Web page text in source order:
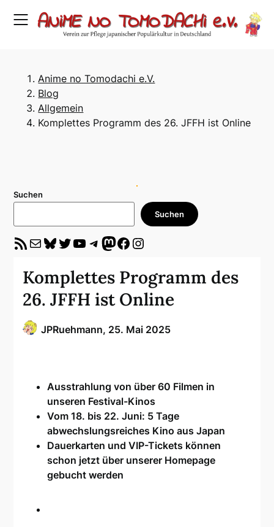
Anime no Tomodachi e.V.
Blog
Allgemein
Komplettes Programm des 26. JFFH ist Online
Suchen
Suchen
RSS-Feed E-Mail Bluesky Twitter YouTube Telegram Mastodon Facebook Instagram
Komplettes Programm des
26. JFFH ist Online
JPRuehmann, 25. Mai 2025
Ausstrahlung von über 60 Filmen in
unseren Festival-Kinos
Vom 18. bis 22. Juni: 5 Tage
abwechslungsreiches Kino aus Japan
Dauerkarten und VIP-Tickets können
schon jetzt über unserer Homepage
gebucht werden